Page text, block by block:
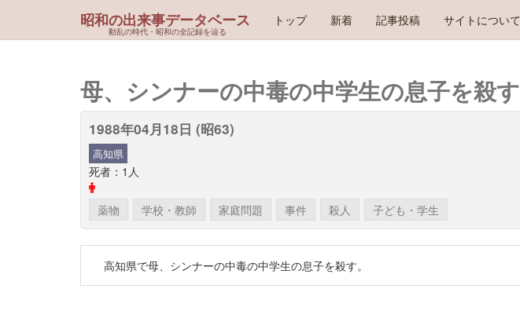
動乱の時代・昭和の全記録を辿る
昭和の出来事データベース トップ 新着 記事投稿 サイトについて
母、シンナーの中毒の中学生の息子を殺す
1988年04月18日 (昭63)
高知県
死者：1人
薬物 学校・教師 家庭問題 事件 殺人 子ども・学生
高知県で母、シンナーの中毒の中学生の息子を殺す。